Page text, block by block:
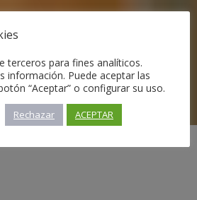
terceros para fines analíticos.
información. Puede aceptar las
“Aceptar” o configurar su uso.
Rechazar ACEPTAR